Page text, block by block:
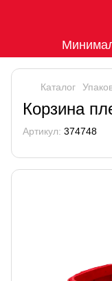
Каталог
Корзина
Артикул: 374748